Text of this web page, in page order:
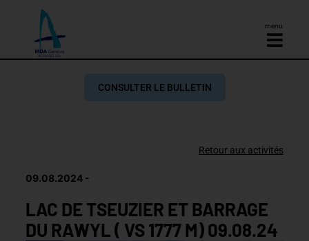
menu
CONSULTER LE BULLETIN
Retour aux activités
09.08.2024
LAC DE TSEUZIER ET BARRAGE
DU RAWYL ( VS 1777 M) 09.08.24